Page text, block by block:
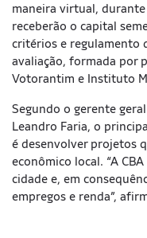
maneira virtual,
receberão o capital
critérios e regulamento
avaliação, formada por
Votorantim e Instituto
Segundo o gerente
Leandro Faria, o
é desenvolver projetos
econômico local. “A
cidade e, em
empregos e renda”,